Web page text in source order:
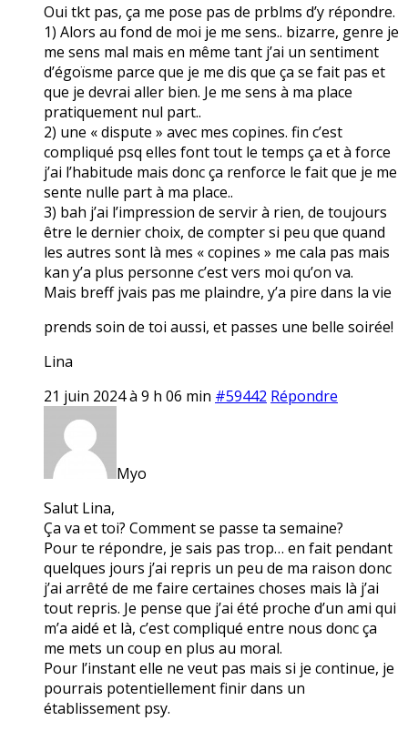
Oui tkt pas, ça me pose pas de prblms d’y répondre.
1) Alors au fond de moi je me sens.. bizarre, genre je
me sens mal mais en même tant j’ai un sentiment
d’égoïsme parce que je me dis que ça se fait pas et
que je devrai aller bien. Je me sens à ma place
pratiquement nul part..
2) une « dispute » avec mes copines. fin c’est
compliqué psq elles font tout le temps ça et à force
j’ai l’habitude mais donc ça renforce le fait que je me
sente nulle part à ma place..
3) bah j’ai l’impression de servir à rien, de toujours
être le dernier choix, de compter si peu que quand
les autres sont là mes « copines » me cala pas mais
kan y’a plus personne c’est vers moi qu’on va.
Mais breff jvais pas me plaindre, y’a pire dans la vie
prends soin de toi aussi, et passes une belle soirée!
Lina
21 juin 2024 à 9 h 06 min #59442 Répondre
Myo
Salut Lina,
Ça va et toi? Comment se passe ta semaine?
Pour te répondre, je sais pas trop… en fait pendant
quelques jours j’ai repris un peu de ma raison donc
j’ai arrêté de me faire certaines choses mais là j’ai
tout repris. Je pense que j’ai été proche d’un ami qui
m’a aidé et là, c’est compliqué entre nous donc ça
me mets un coup en plus au moral.
Pour l’instant elle ne veut pas mais si je continue, je
pourrais potentiellement finir dans un
établissement psy.